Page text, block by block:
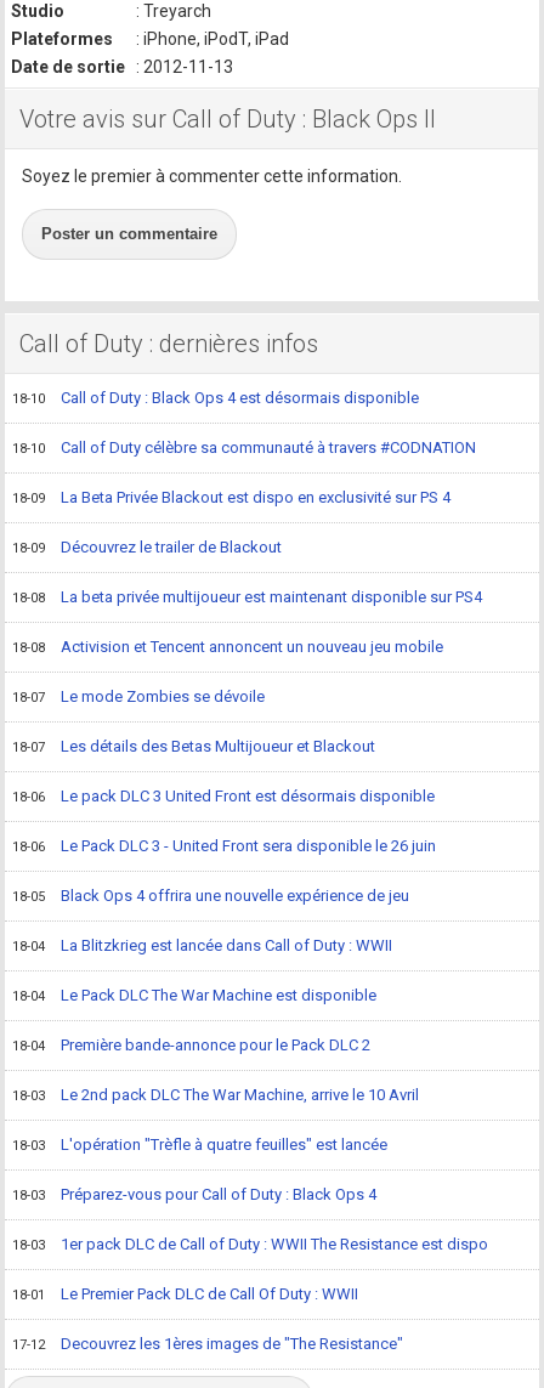
Studio
: Treyarch
Plateformes
: iPhone, iPodT, iPad
Date de sortie
: 2012-11-13
Votre avis sur Call of Duty : Black Ops II
Soyez le premier à commenter cette information.
Poster un commentaire
Call of Duty : dernières infos
18-10 Call of Duty : Black Ops 4 est désormais disponible
18-10 Call of Duty célèbre sa communauté à travers #CODNATION
18-09 La Beta Privée Blackout est dispo en exclusivité sur PS 4
18-09 Découvrez le trailer de Blackout
18-08 La beta privée multijoueur est maintenant disponible sur PS4
18-08 Activision et Tencent annoncent un nouveau jeu mobile
18-07 Le mode Zombies se dévoile
18-07 Les détails des Betas Multijoueur et Blackout
18-06 Le pack DLC 3 United Front est désormais disponible
18-06 Le Pack DLC 3 - United Front sera disponible le 26 juin
18-05 Black Ops 4 offrira une nouvelle expérience de jeu
18-04 La Blitzkrieg est lancée dans Call of Duty : WWII
18-04 Le Pack DLC The War Machine est disponible
18-04 Première bande-annonce pour le Pack DLC 2
18-03 Le 2nd pack DLC The War Machine, arrive le 10 Avril
18-03 L'opération "Trèfle à quatre feuilles" est lancée
18-03 Préparez-vous pour Call of Duty : Black Ops 4
18-03 1er pack DLC de Call of Duty : WWII The Resistance est dispo
18-01 Le Premier Pack DLC de Call Of Duty : WWII
17-12 Decouvrez les 1ères images de "The Resistance"